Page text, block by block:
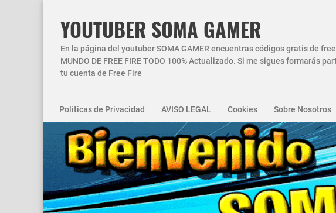
YOUTUBER SOMA GAMER
En la página del youtuber SOMA GAMER encuentras códigos gratis de
MUNDO DE FREE FIRE TODO 100% Actualizado. Si me sigues
tu cuenta de Free Fire
Políticas de Privacidad AVISO LEGAL Cookies Sobre Nosotros